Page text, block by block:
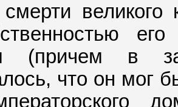
(причем в
что он мог